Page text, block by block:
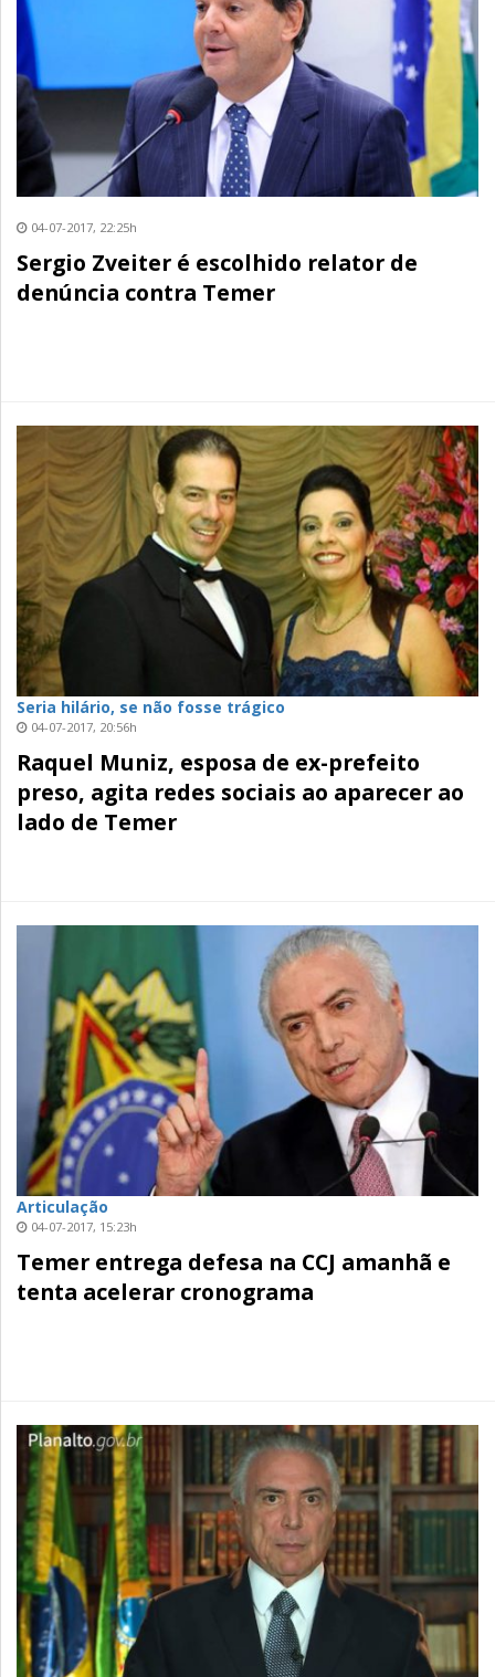
04-07-2017, 22:25h
Sergio Zveiter é escolhido relator de
denúncia contra Temer
Seria hilário, se não fosse trágico
04-07-2017, 20:56h
Raquel Muniz, esposa de ex-prefeito
preso, agita redes sociais ao aparecer ao
lado de Temer
Articulação
04-07-2017, 15:23h
Temer entrega defesa na CCJ amanhã e
tenta acelerar cronograma